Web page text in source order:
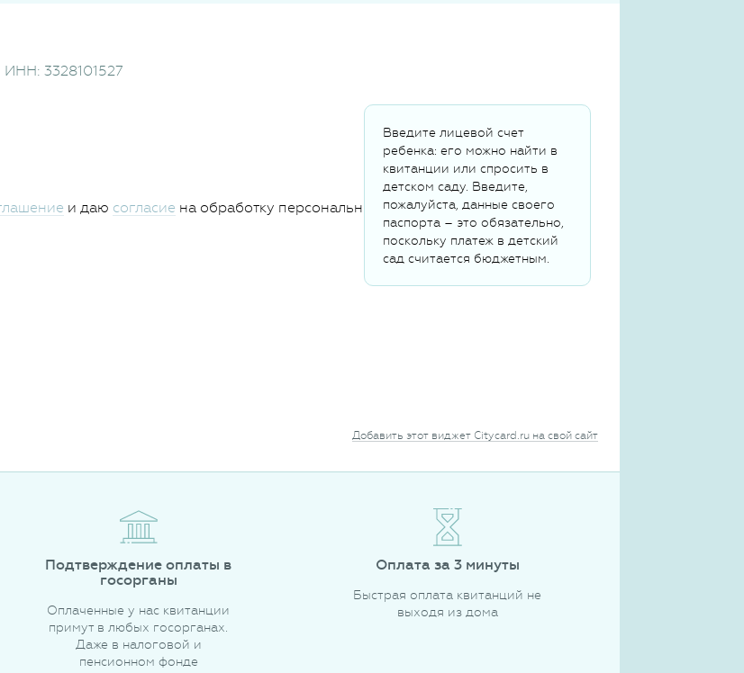
ИНН: 3328101527
Введите лицевой счет
ребенка: его можно найти в
квитанции или спросить в
детском саду. Введите,
пожалуйста, данные своего
паспорта – это обязательно,
поскольку платеж в детский
сад считается бюджетным.
и даю согласие на обработку персональных данных
Добавить этот виджет Citycard.ru на свой сайт
Подтверждение оплаты в
госорганы
Оплаченные у нас квитанции
примут в любых госорганах.
Даже в налоговой и
пенсионном фонде
Оплата за 3 минуты
Быстрая оплата квитанций не
выходя из дома